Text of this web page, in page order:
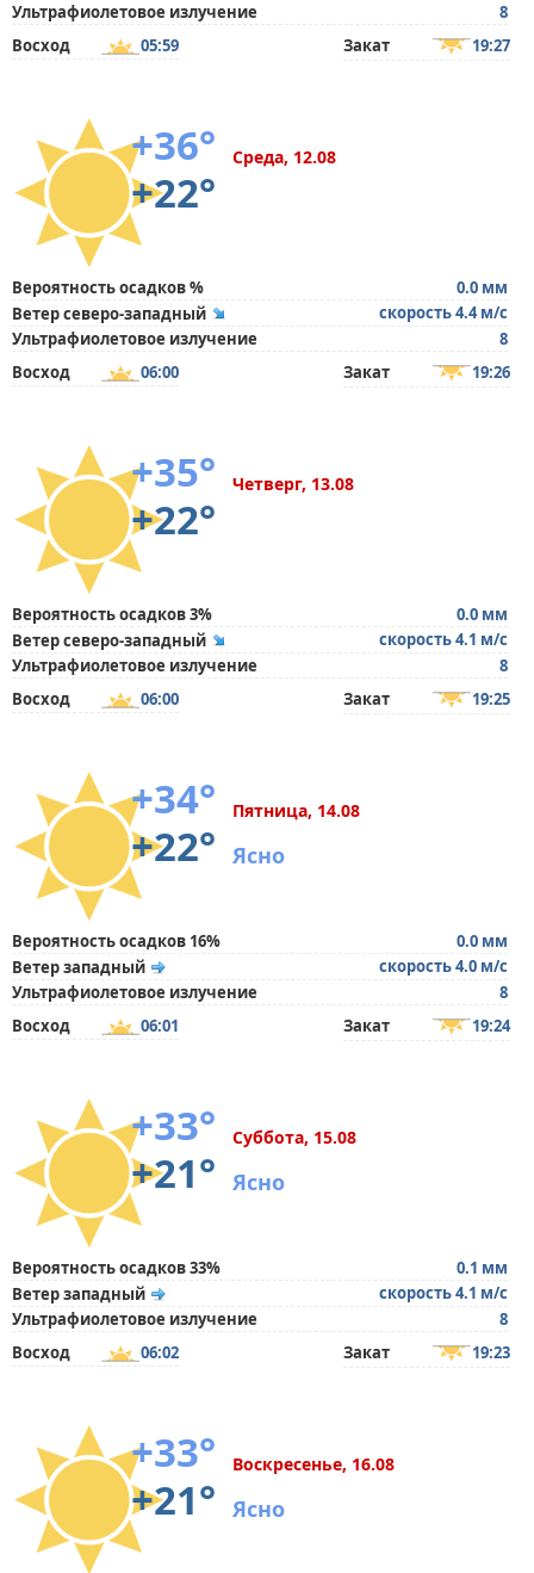
Ультрафиолетовое излучение
8
Восход
05:59 Закат 19:27
+36°
+22°
Среда, 12.08
Вероятность осадков %
0.0 мм
Ветер северо-западный
скорость 4.4 м/с
Ультрафиолетовое излучение
8
Восход
06:00 Закат 19:26
+35°
+22°
Четверг, 13.08
Вероятность осадков 3%
0.0 мм
Ветер северо-западный
скорость 4.1 м/с
Ультрафиолетовое излучение
8
Восход
06:00 Закат 19:25
+34°
+22°
Пятница, 14.08
Ясно
Вероятность осадков 16%
0.0 мм
Ветер западный
скорость 4.0 м/с
Ультрафиолетовое излучение
8
Восход
06:01 Закат 19:24
+33°
+21°
Суббота, 15.08
Ясно
Вероятность осадков 33%
0.1 мм
Ветер западный
скорость 4.1 м/с
Ультрафиолетовое излучение
8
Восход
06:02 Закат 19:23
+33°
+21°
Воскресенье, 16.08
Ясно